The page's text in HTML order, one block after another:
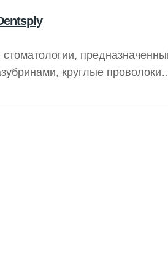
круглые проволоки
Компания Dentsply Sirona,
собой инструмент